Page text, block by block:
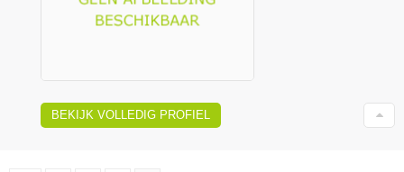
BEKIJK VOLLEDIG PROFIEL